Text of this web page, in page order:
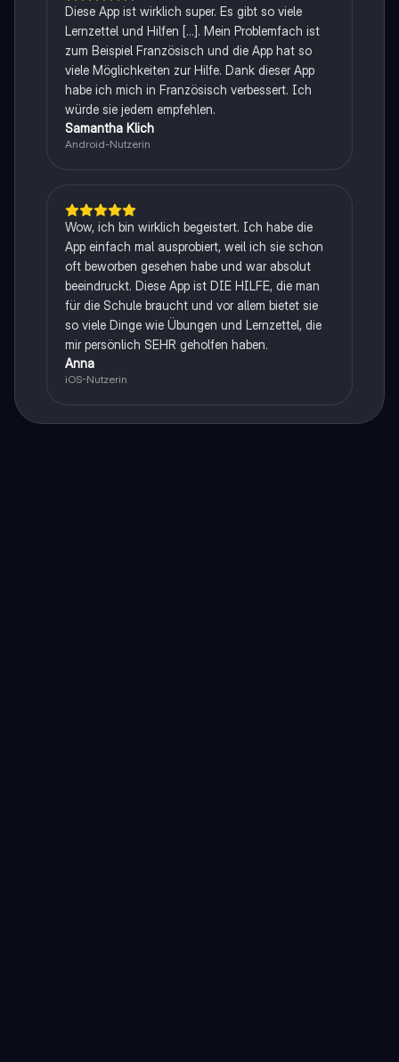
Diese App ist wirklich super. Es gibt so viele
Lernzettel und Hilfen [...]. Mein Problemfach ist
zum Beispiel Französisch und die App hat so
viele Möglichkeiten zur Hilfe. Dank dieser App
habe ich mich in Französisch verbessert. Ich
würde sie jedem empfehlen.
Samantha Klich
Android-Nutzerin
Wow, ich bin wirklich begeistert. Ich habe die
App einfach mal ausprobiert, weil ich sie schon
oft beworben gesehen habe und war absolut
beeindruckt. Diese App ist DIE HILFE, die man
für die Schule braucht und vor allem bietet sie
so viele Dinge wie Übungen und Lernzettel, die
mir persönlich SEHR geholfen haben.
Anna
iOS-Nutzerin